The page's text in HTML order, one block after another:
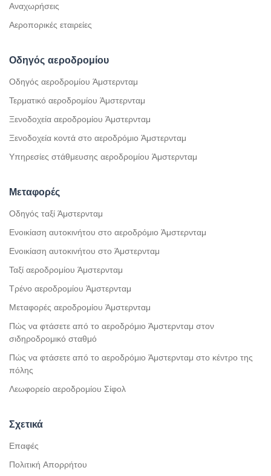
Αναχωρήσεις
Αεροπορικές εταιρείες
Οδηγός αεροδρομίου
Οδηγός αεροδρομίου Άμστερνταμ
Τερματικό αεροδρομίου Άμστερνταμ
Ξενοδοχεία αεροδρομίου Άμστερνταμ
Ξενοδοχεία κοντά στο αεροδρόμιο Άμστερνταμ
Υπηρεσίες στάθμευσης αεροδρομίου Άμστερνταμ
Μεταφορές
Οδηγός ταξί Άμστερνταμ
Ενοικίαση αυτοκινήτου στο αεροδρόμιο Άμστερνταμ
Ενοικίαση αυτοκινήτου στο Άμστερνταμ
Ταξί αεροδρομίου Άμστερνταμ
Τρένο αεροδρομίου Άμστερνταμ
Μεταφορές αεροδρομίου Άμστερνταμ
Πώς να φτάσετε από το αεροδρόμιο Άμστερνταμ στον
σιδηροδρομικό σταθμό
Πώς να φτάσετε από το αεροδρόμιο Άμστερνταμ στο κέντρο της
πόλης
Λεωφορείο αεροδρομίου Σίφολ
Σχετικά
Επαφές
Πολιτική Απορρήτου